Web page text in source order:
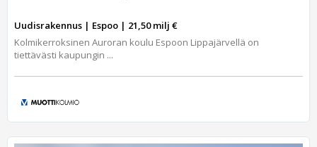
Uudisrakennus | Espoo | 21,50 milj €
Kolmikerroksinen Auroran koulu Espoon Lippajärvellä on
tiettävästi kaupungin ...